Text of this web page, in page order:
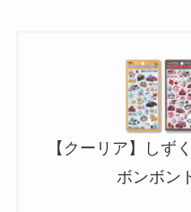
【クーリア】しず
ボンボン